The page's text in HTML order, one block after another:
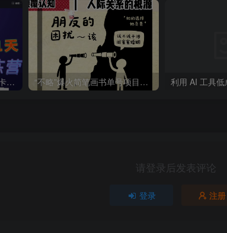
周一原创：《21天AI写作打卡陪跑训练营》全部内容讲解！（网站会员免费学习…） “不略”爆火简笔画书单号项目拆解，利用AI快速制作简笔画书单视频
请登录后发表评论
登录 注册